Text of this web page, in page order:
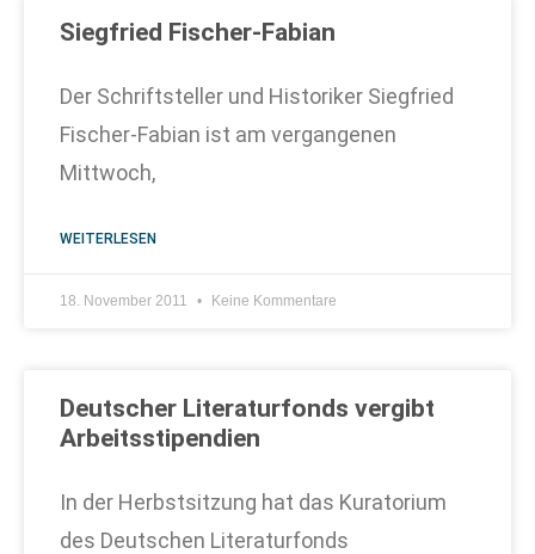
Siegfried Fischer-Fabian
Der Schriftsteller und Historiker Siegfried
Fischer-Fabian ist am vergangenen
Mittwoch,
WEITERLESEN
18. November 2011 Keine Kommentare
Deutscher Literaturfonds vergibt
Arbeitsstipendien
In der Herbstsitzung hat das Kuratorium
des Deutschen Literaturfonds